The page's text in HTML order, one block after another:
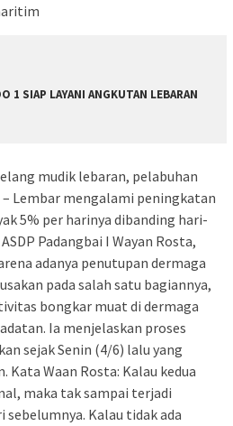
1 SIAP LAYANI ANGKUTAN LEBARAN
mudik lebaran, pelabuhan
Lembar mengalami peningkatan
5% per harinya dibanding hari-
Padangbai I Wayan Rosta,
adanya penutupan dermaga
pada salah satu bagiannya,
bongkar muat di dermaga
Ia menjelaskan proses
sejak Senin (4/6) lalu yang
Kata Waan Rosta: Kalau kedua
maka tak sampai terjadi
Kalau tidak ada